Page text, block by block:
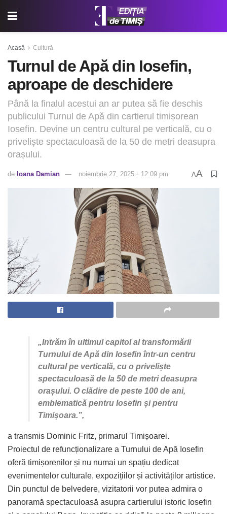
Acasă Cultură
Turnul de Apă din Iosefin,
aproape de deschidere
Până la finalul acestui an ar putea să fie deschis
publicului Turnul de Apă din cartierul timișorean
Iosefin. Devine un centru cultural pe verticală, cu o
priveliște spectaculoasă de la 50 de metri deasupra
orașului.
de Ioana Damian noiembrie 27, 2025 ◦ 12:09 pm AA
„Intrăm în ultimul capitol al transformării
Turnului de Apă din Iosefin într-un centru
cultural pe verticală, cu o priveliște
spectaculoasă de la 50 de metri deasupra
orașului. O clădire de peste 100 de ani,
emblematică pentru Iosefin și pentru
Timișoara.”,
a transmis Dominic Fritz, primarul Timișoarei.
Proiectul de refuncționalizare a Turnului de Apă Iosefin
oferă timișorenilor și nu numai un spațiu dedicat
evenimentelor culturale, expozițiilor și activităților artistice.
Din punctul de belvedere, vizitatorii vor putea admira o
panoramă spectaculoasă asupra cartierului istoric Iosefin